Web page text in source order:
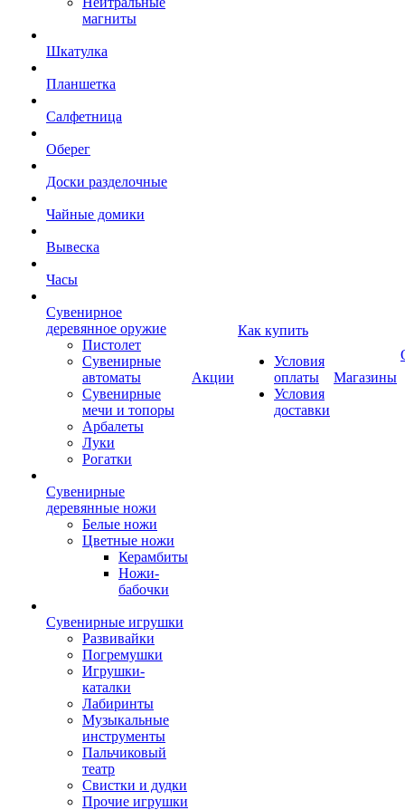
магниты
Шкатулка
Планшетка
Салфетница
Оберег
Доски разделочные
Чайные домики
Вывеска
Часы
Сувенирное
деревянное оружие
Пистолет
Сувенирные
автоматы
Сувенирные
мечи и топоры
Арбалеты
Луки
Рогатки
Сувенирные
деревянные ножи
Белые ножи
Цветные ножи
Керамбиты
Ножи-
бабочки
Сувенирные игрушки
Развивайки
Погремушки
Игрушки-
каталки
Лабиринты
Музыкальные
инструменты
Пальчиковый
театр
Свистки и дудки
Прочие игрушки
Акции
Как купить
Условия
оплаты
Условия
доставки
Магазины